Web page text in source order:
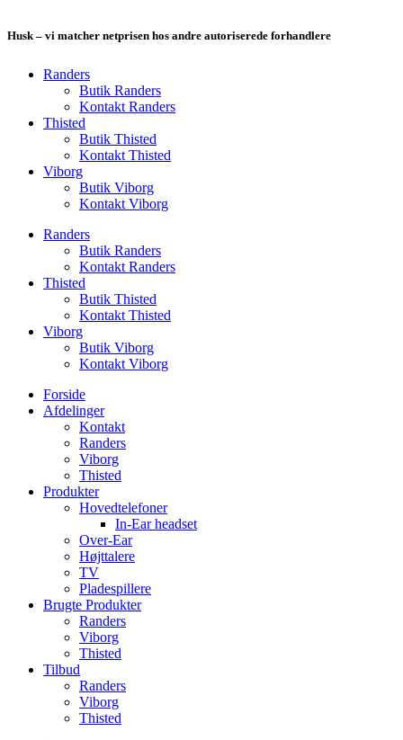
Husk – vi matcher netprisen hos andre autoriserede forhandlere
Randers
Butik Randers
Kontakt Randers
Thisted
Butik Thisted
Kontakt Thisted
Viborg
Butik Viborg
Kontakt Viborg
Randers
Butik Randers
Kontakt Randers
Thisted
Butik Thisted
Kontakt Thisted
Viborg
Butik Viborg
Kontakt Viborg
Forside
Afdelinger
Kontakt
Randers
Viborg
Thisted
Produkter
Hovedtelefoner
In-Ear headset
Over-Ear
Højttalere
TV
Pladespillere
Brugte Produkter
Randers
Viborg
Thisted
Tilbud
Randers
Viborg
Thisted